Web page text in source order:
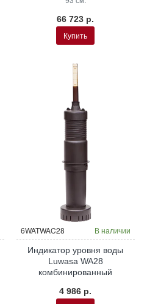
66 723 р.
Купить
6WATWAC28 В наличии
Индикатор уровня воды
Luwasa WA28
комбинированный
4 986 р.